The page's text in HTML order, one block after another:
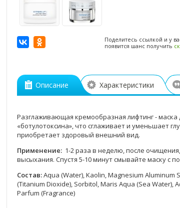
Поделитесь ссылкой и у
появится шанс получить
Описание Характеристики
Разглаживающая кремообразная лифтинг -
«ботулотоксина», что сглаживает и уменьшает
приобретает здоровый внешний вид.
Применение: 1-2 раза в неделю, после
высыхания. Спустя 5-10 минут смывайте маску с
Состав:Aqua (Water), Kaolin, Magnesium Aluminum
(Titanium Dioxide), Sorbitol, Maris Aqua (Sea
Parfum (Fragrance)